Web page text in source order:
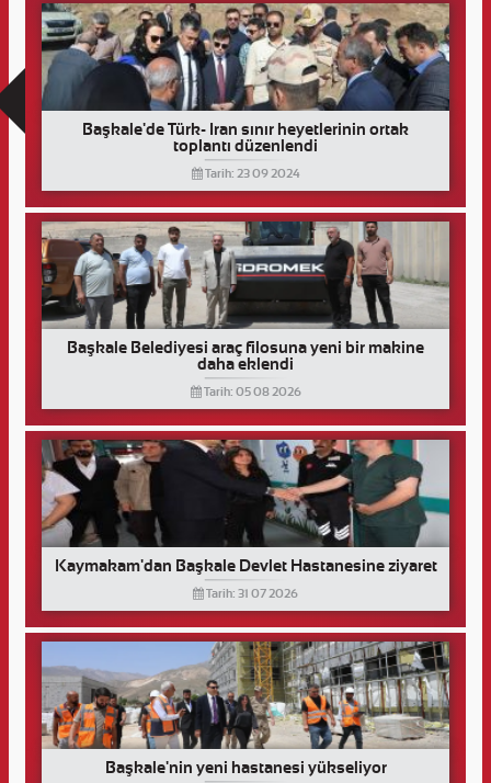
Başkale'de Türk- İran sınır heyetlerinin ortak
toplantı düzenlendi
Tarih: 23 09 2024
Başkale Belediyesi araç filosuna yeni bir makine
daha eklendi
Tarih: 05 08 2026
Kaymakam'dan Başkale Devlet Hastanesine ziyaret
Tarih: 31 07 2026
Başkale'nin yeni hastanesi yükseliyor